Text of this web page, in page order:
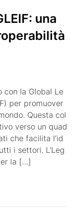
una
con la Global Le
per promuover
Questa col
verso un quad
che facilita l’id
i settori. L’Leg
la […]